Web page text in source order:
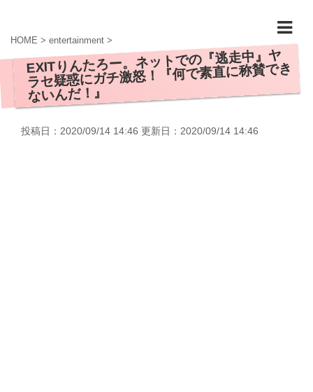
HOME > entertainment >
EXITりんたろー。ネットでの『逃走中』ヤ
ラセ疑惑にガチ激怒！『何で素直に称賛でき
ないんだ！』
投稿日：2020/09/14 14:46 更新日： 2020/09/14 14:46